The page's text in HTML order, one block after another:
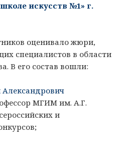
искусств №1» г.
оценивало жюри,
специалистов в области
В его состав вошли:
МГИМ им. А.Г.
и